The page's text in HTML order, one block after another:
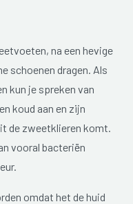
na een hevige
schoenen dragen. Als
kun je spreken van
koud aan en zijn
de zweetklieren komt.
vooral bacteriën
omdat het de huid